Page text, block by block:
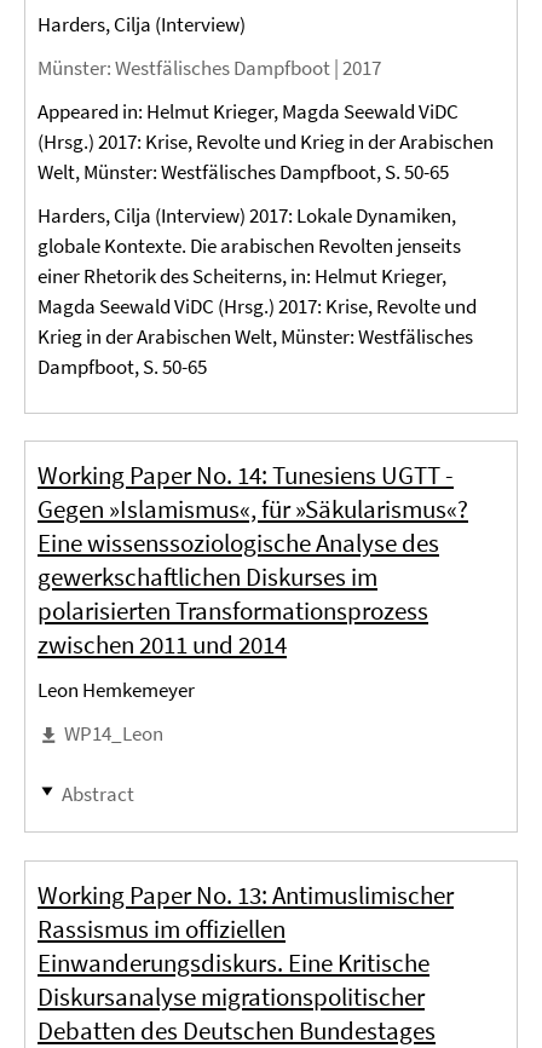
Harders, Cilja (Interview)
Münster: Westfälisches Dampfboot |2017
Appeared in: Helmut Krieger, Magda Seewald ViDC
(Hrsg.) 2017: Krise, Revolte und Krieg in der Arabischen
Welt, Münster: Westfälisches Dampfboot, S. 50-65
Harders, Cilja (Interview) 2017: Lokale Dynamiken,
globale Kontexte. Die arabischen Revolten jenseits
einer Rhetorik des Scheiterns, in: Helmut Krieger,
Magda Seewald ViDC (Hrsg.) 2017: Krise, Revolte und
Krieg in der Arabischen Welt, Münster: Westfälisches
Dampfboot, S. 50-65
Working Paper No. 14: Tunesiens UGTT -
Gegen »Islamismus«, für »Säkularismus«?
Eine wissenssoziologische Analyse des
gewerkschaftlichen Diskurses im
polarisierten Transformationsprozess
zwischen 2011 und 2014
Leon Hemkemeyer
WP14_Leon
Abstract
Working Paper No. 13: Antimuslimischer
Rassismus im offiziellen
Einwanderungsdiskurs. Eine Kritische
Diskursanalyse migrationspolitischer
Debatten des Deutschen Bundestages